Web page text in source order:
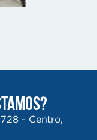
- Centro,